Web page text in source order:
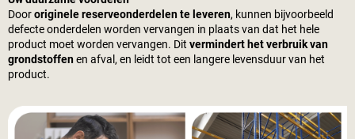
Doororiginele reserveonderdelen te leveren, kunnen bijvoorbeeld
defecte onderdelen worden vervangen in plaats van dat het hele
product moet worden vervangen. Dit vermindert het verbruik van
grondstoffenen afval, en leidt tot een langere levensduur van het
product.